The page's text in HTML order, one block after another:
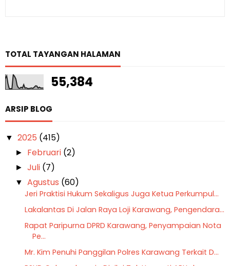
TOTAL TAYANGAN HALAMAN
55,384
ARSIP BLOG
▼ 2025 (415)
► Februari (2)
►Juli (7)
▼ Agustus (60)
Jeri Praktisi Hukum Sekaligus Juga Ketua Perkumpul...
Lakalantas Di Jalan Raya Loji Karawang, Pengendara...
Rapat Paripurna DPRD Karawang, Penyampaian Nota
Pe...
Mr. Kim Penuhi Panggilan Polres Karawang Terkait D...